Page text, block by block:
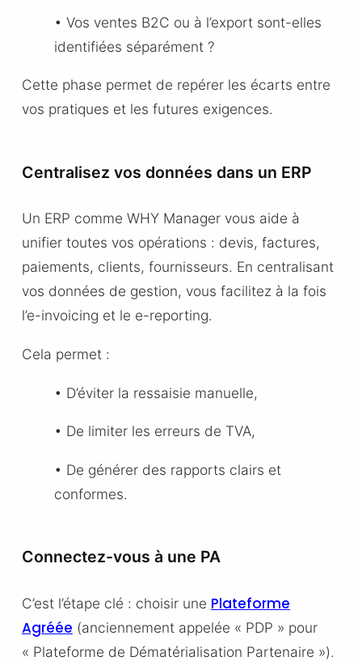
• Vos ventes B2C ou à l’export sont-elles
identifiées séparément ?
Cette phase permet de repérer les écarts entre
vos pratiques et les futures exigences.
Centralisez vos données dans un ERP
Un ERP comme WHY Manager vous aide à
unifier toutes vos opérations : devis, factures,
paiements, clients, fournisseurs. En centralisant
vos données de gestion, vous facilitez à la fois
l’e-invoicing et le e-reporting.
Cela permet :
• D’éviter la ressaisie manuelle,
• De limiter les erreurs de TVA,
• De générer des rapports clairs et
conformes.
Connectez-vous à une PA
C’est l’étape clé : choisir une Plateforme
Agréée (anciennement appelée « PDP » pour
« Plateforme de Dématérialisation Partenaire »).